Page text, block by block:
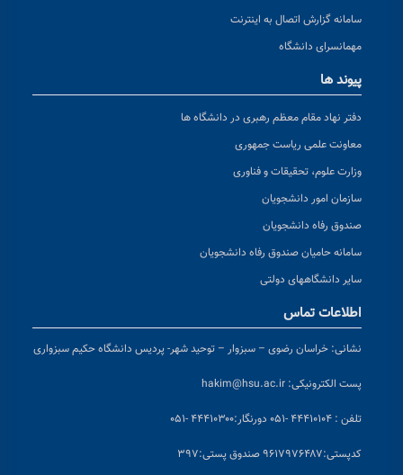
سامانه گزارش اتصال به اینترنت
مهمانسرای دانشگاه
پیوند ها
دفتر نهاد مقام معظم رهبری در دانشگاه ها
معاونت علمی ریاست جمهوری
وزارت علوم، تحقیقات و فناوری
سازمان امور دانشجویان
صندوق رفاه دانشجویان
سامانه حامیان صندوق رفاه دانشجویان
سایر دانشگاههای دولتی
اطلاعات تماس
نشانی: خراسان رضوی – سبزوار – توحید شهر- پردیس دانشگاه حکیم سبزواری
پست الکترونیکی: hakim@hsu.ac.ir
تلفن : ۴۴۴۱۰۱۰۴ -۰۵۱ دورنگار:۴۴۴۱۰۳۰۰ -۰۵۱
کدپستی:۹۶۱۷۹۷۶۴۸۷ صندوق پستی:۳۹۷